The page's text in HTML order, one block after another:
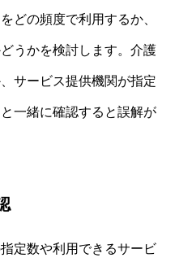
どの頻度で利用するか、
うかを検討します。介護
サービス提供機関が指定
一緒に確認すると誤解が
定数や利用できるサービ